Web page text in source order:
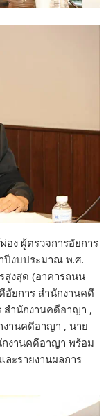
ง ผู้ตรวจการอัยการ
ปีงบประมาณ พ.ศ.
สูงสุด (อาคารถนน
ยการ สำนักงานคดี
สำนักงานคดีอาญา ,
งานคดีอาญา , นาย
งานคดีอาญา พร้อม
ะรายงานผลการ